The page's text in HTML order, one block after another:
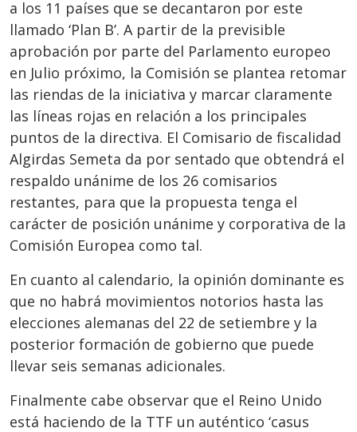
a los 11 países que se decantaron por este
llamado ‘Plan B’. A partir de la previsible
aprobación por parte del Parlamento europeo
en Julio próximo, la Comisión se plantea retomar
las riendas de la iniciativa y marcar claramente
las líneas rojas en relación a los principales
puntos de la directiva. El Comisario de fiscalidad
Algirdas Semeta da por sentado que obtendrá el
respaldo unánime de los 26 comisarios
restantes, para que la propuesta tenga el
carácter de posición unánime y corporativa de la
Comisión Europea como tal.
En cuanto al calendario, la opinión dominante es
que no habrá movimientos notorios hasta las
elecciones alemanas del 22 de setiembre y la
posterior formación de gobierno que puede
llevar seis semanas adicionales.
Finalmente cabe observar que el Reino Unido
está haciendo de la TTF un auténtico ‘casus